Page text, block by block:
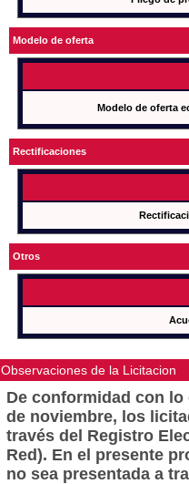
Modelo de oferta
Modelo de oferta
Rectificaciones
Otros
Observaciones de la Licitacion
De conformidad con lo
de noviembre, los
través del Registro
Red). En el presente
no sea presentada a